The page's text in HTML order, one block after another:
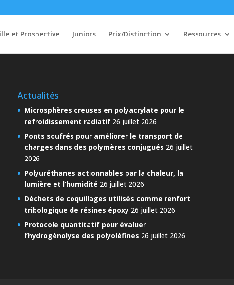
et Prospective Juniors Prix/Distinction Ressources
Actualités
Microsphères creuses en polyacrylate pour le
refroidissement radiatif 26 juillet 2026
Ponts soufrés pour améliorer le transport de
charges dans des polymères conjugués 26 juillet
2026
Polyuréthanes actionnables par la chaleur, la
lumière et l’humidité 26 juillet 2026
Déchets de coquillages utilisés comme renfort
tribologique de résines époxy 26 juillet 2026
Protocole quantitatif pour évaluer
l’hydrogénolyse des polyoléfines 26 juillet 2026